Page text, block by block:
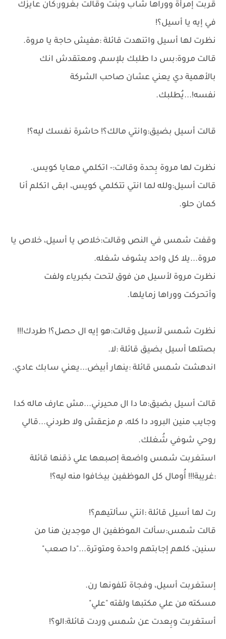
قربت إمرأة ووراها شاب وبنت وقالت بغرور:كان عايزك
في إيه يا أسيل؟!
نظرت لها أسيل واتنهدت قائلة :مفيش حاجة يا مروة.
قالت مروة:بس دا طلبك بلإسم، ومعتقدش انك
بالأهمية دي يعني عشان صاحب الشركة
نفسه!...يُطلبك.
قالت أسيل بضيق:وانتي مالك؟! حاشرة نفسك ليه؟!
نظرت لها مروة بِحدة وقالت:- اتكلمي معايا كويس.
قالت أسيل:ولله لما انتي تتكلمي كويس، ابقى اتكلم أنا
كمان حلو.
وقفت شمس في النص وقالت:خلاص يا أسيل، خلاص يا
مروة...يلا كل واحد يشوف شغله.
نظرت مروة لأسيل من فوق لتحت بكبرياء ولفت
وأتحركت ووراها زمايلها.
نظرت شمس لأسيل وقالت:هو إيه ال حصل؟! طردك!!!
بصتلها أسيل بضيق قائلة :لا.
اندهشت شمس قائلة :ينهار أبيض...يعني سابك عادي.
قالت أسيل بضيق:ما دا ال محيرني...مش عارف ماله كدا
وجايب منين البرود دا كله، م مزعقش ولا طردني...قالي
روحي شوفي شُغلك.
استغربت شمس واضعة إصبعها علي ذقنها قائلة
:غريبة!!! أُومال كل الموظفين بيخافوا منه ليه؟!
رت لها أسيل قائلة :انتي سألتيهم؟!
قالت شمس:سألت الموظفين ال موجدين هنا من
سنين، كلهم إجابتهم واحدة ومتوترة..."دا صعب"
إستغربت أسيل، وفجاة تلفونها رن.
مسكته من علي مكتبها ولقته "علي"
أستغربت وبِعدت عن شمس وردت قائلة:الو؟!